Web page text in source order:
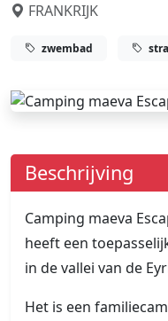
FRANKRIJK
zwembad
Beschrijving
Camping maeva
heeft een
in de vallei van de
Het is een